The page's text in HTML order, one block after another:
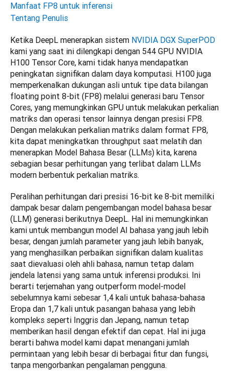
Manfaat FP8 untuk inferensi
Tentang Penulis
Ketika DeepL menerapkan sistem NVIDIA DGX SuperPOD
kami yang saat ini dilengkapi dengan 544 GPU NVIDIA
H100 Tensor Core, kami tidak hanya mendapatkan
peningkatan signifikan dalam daya komputasi. H100 juga
memperkenalkan dukungan asli untuk tipe data bilangan
floating point 8-bit (FP8) melalui generasi baru Tensor
Cores, yang memungkinkan GPU untuk melakukan perkalian
matriks dan operasi tensor lainnya dengan presisi FP8.
Dengan melakukan perkalian matriks dalam format FP8,
kita dapat meningkatkan throughput saat melatih dan
menerapkan Model Bahasa Besar (LLMs) kita, karena
sebagian besar perhitungan yang terlibat dalam LLMs
modern berbentuk perkalian matriks.
Peralihan perhitungan dari presisi 16-bit ke 8-bit memiliki
dampak besar dalam pengembangan model bahasa besar
(LLM) generasi berikutnya DeepL. Hal ini memungkinkan
kami untuk membangun model AI bahasa yang jauh lebih
besar, dengan jumlah parameter yang jauh lebih banyak,
yang menghasilkan perbaikan signifikan dalam kualitas
saat dievaluasi oleh ahli bahasa, namun tetap dalam
jendela latensi yang sama untuk inferensi produksi. Ini
berarti terjemahan yang outperform model-model
sebelumnya kami sebesar 1,4 kali untuk bahasa-bahasa
Eropa dan 1,7 kali untuk pasangan bahasa yang lebih
kompleks seperti Inggris dan Jepang, namun tetap
memberikan hasil dengan efektif dan cepat. Hal ini juga
berarti bahwa model kami dapat menangani jumlah
permintaan yang lebih besar di berbagai fitur dan fungsi,
tanpa mengorbankan pengalaman pengguna.